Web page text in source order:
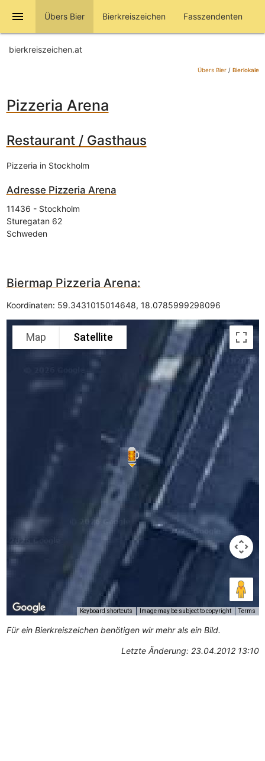
menu Übers Bier Bierkreiszeichen Fasszendenten
bierkreiszeichen.at
Übers Bier/ Bierlokale
Pizzeria Arena
Restaurant / Gasthaus
Pizzeria in Stockholm
Adresse Pizzeria Arena
11436 - Stockholm
Sturegatan 62
Schweden
Biermap Pizzeria Arena:
Koordinaten: 59.3431015014648, 18.0785999298096
Map Satellite
Keyboard shortcuts Image may be subject to copyright Terms
Für ein Bierkreiszeichen benötigen wir mehr als ein Bild.
Letzte Änderung: 23.04.2012 13:10